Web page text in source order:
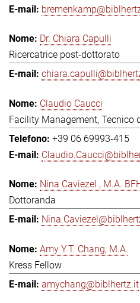
Dr. Chiara Capulli
Ricercatrice post-dottorato
Claudio Caucci
Facility Management, Tecnico
+39 06 69993-415
Nina Caviezel , M.A.
Dottoranda
Amy Y.T. Chang, M.A.
Kress Fellow
amychang@biblhertz.it